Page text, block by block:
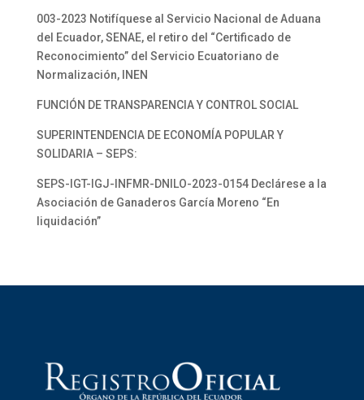
003-2023 Notifíquese al Servicio Nacional de Aduana
del Ecuador, SENAE, el retiro del “Certificado de
Reconocimiento” del Servicio Ecuatoriano de
Normalización, INEN
FUNCIÓN DE TRANSPARENCIA Y CONTROL SOCIAL
SUPERINTENDENCIA DE ECONOMÍA POPULAR Y
SOLIDARIA – SEPS:
SEPS-IGT-IGJ-INFMR-DNILO-2023-0154 Declárese a la
Asociación de Ganaderos García Moreno “En
liquidación”